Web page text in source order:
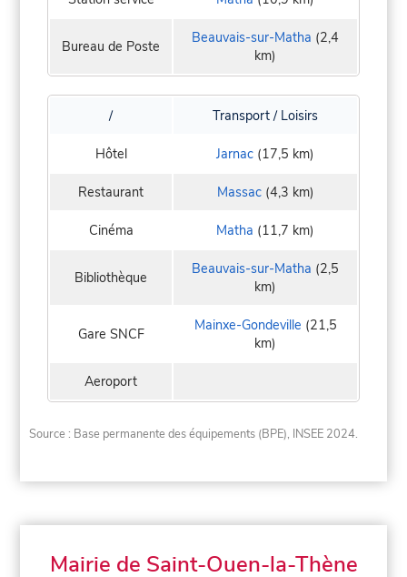
Bureau de Poste Beauvais-sur-Matha (2,4
km)
/ Transport / Loisirs
Hôtel Jarnac (17,5 km)
Restaurant Massac(4,3 km)
Cinéma Matha (11,7 km)
Bibliothèque Beauvais-sur-Matha (2,5
km)
Gare SNCF Mainxe-Gondeville (21,5
km)
Aeroport
Source : Base permanente des équipements (BPE), INSEE 2024.
Mairie de Saint-Ouen-la-Thène